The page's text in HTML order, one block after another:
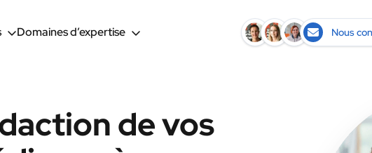
Domaines d’expertise Nous
de vos